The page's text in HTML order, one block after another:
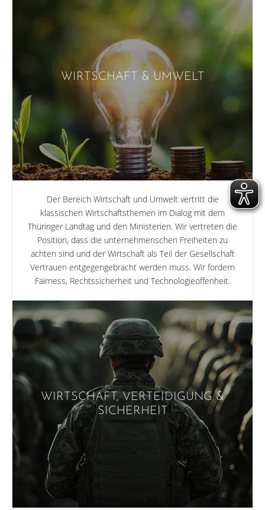
WIRTSCHAFT & UMWELT
Der Bereich Wirtschaft und Umwelt vertritt die
klassischen Wirtschafts­themen im Dialog mit dem
Thüringer Landtag und den Ministerien. Wir vertreten die
Position, dass die unternehmerischen Freiheiten zu
achten sind und der Wirtschaft als Teil der Gesellschaft
Vertrauen entgegen­gebracht werden muss. Wir fordern
Fairness, Rechtssicherheit und Technologieoffenheit.
WIRTSCHAFT, VERTEIDIGUNG &
SICHERHEIT